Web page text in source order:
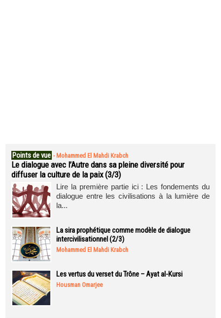
Points de vue - Mohammed El Mahdi Krabch
Le dialogue avec l’Autre dans sa pleine diversité pour
diffuser la culture de la paix (3/3)
Lire la première partie ici : Les fondements du
dialogue entre les civilisations à la lumière de
la...
La sira prophétique comme modèle de dialogue
intercivilisationnel (2/3)
Mohammed El Mahdi Krabch
Les vertus du verset du Trône – Ayat al-Kursi
Housman Omarjee